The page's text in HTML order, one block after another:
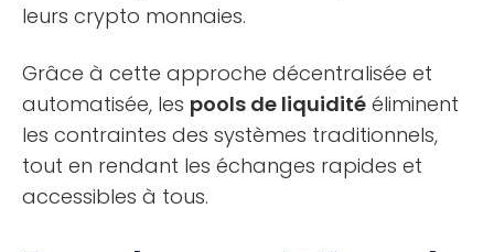
leurs crypto monnaies.
Grâce à cette approche décentralisée et
automatisée, les pools de liquidité éliminent
les contraintes des systèmes traditionnels,
tout en rendant les échanges rapides et
accessibles à tous.